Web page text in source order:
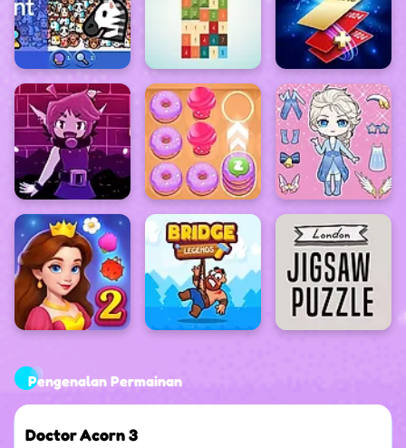
Pengenalan Permainan
Doctor Acorn 3